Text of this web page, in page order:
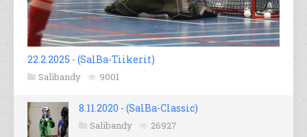
22.2.2025 - (SalBa-Tiikerit)
Salibandy 9001
8.11.2020 - (SalBa-Classic)
Salibandy 26927